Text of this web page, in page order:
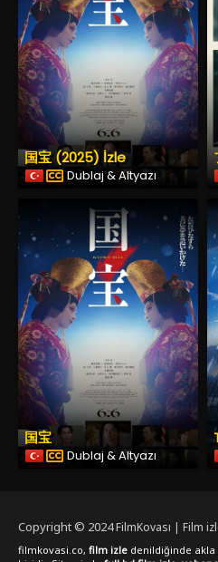
国宝 (2025) İzle
Dublaj & Altyazı
国宝
Dublaj & Altyazı
Copyright © 2024FilmKovası | Film
filmkovasi.co, film izle denildiğinde